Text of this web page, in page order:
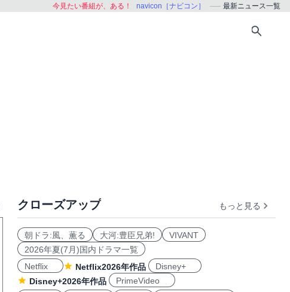
今見たい番組が、ある！ navicon［ナビコン］ 最新ニュース一覧
クローズアップ もっと見る
朝ドラ:風、薫る 大河:豊臣兄弟!
VIVANT
2026年夏(7月)国内ドラマ一覧
Netflix
Netflix2026年作品
Disney+
Disney+2026年作品
PrimeVideo